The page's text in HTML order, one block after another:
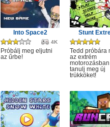
Into Space2
4K
Próbálj meg eljutni
az űrbe!
Stunt
Tedd próbára
az extrém
tanulj meg új
trükköket!